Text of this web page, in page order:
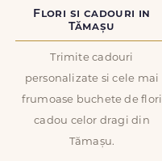
Flori si cadouri in
Tămașu
Trimite cadouri
personalizate si cele mai
frumoase buchete de flori
cadou celor dragi din
Tămașu.